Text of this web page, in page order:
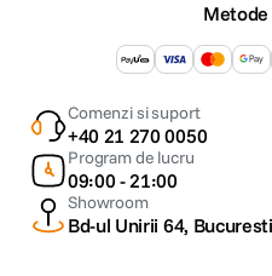
Metode
Comenzi si suport
+40 21 270 0050
Program de lucru
09:00 - 21:00
Showroom
Bd-ul Unirii 64, Bucuresti